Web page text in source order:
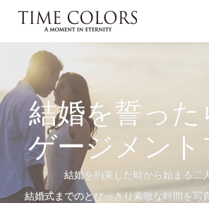
結婚を誓った
ゲージメント
結婚を約束した時から始まる二
結婚式までのとびっきり素敵な時間を写